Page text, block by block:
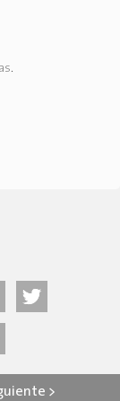
.
>